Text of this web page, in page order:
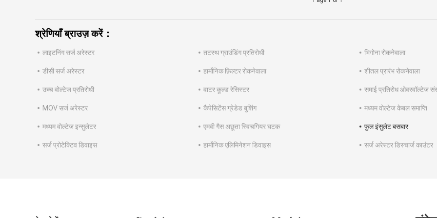
श्रेणियाँ ब्राउज़ करें：
लाइटनिंग सर्ज अरेस्टर तटस्थ ग्राउंडिंग प्रतिरोधी भिगोना रोकनेवाला
डीसी सर्ज अरेस्टर हार्मोनिक फ़िल्टर रोकनेवाला शीतल प्रारंभ रोकनेवाला
उच्च वोल्टेज प्रतिरोधी वाटर कूल्ड रेसिस्टर समाई प्रतिरोध ओवरवॉल्टेज
MOV सर्ज अरेस्टर कैपेसिटेंस ग्रेडेड बुशिंग मध्यम वोल्टेज केबल समाप्ति
मध्यम वोल्टेज इन्सुलेटर एमवी गैस अछूता स्विचगियर घटक फुल इंसुलेट बसबार
सर्ज प्रोटेक्टिव डिवाइस हार्मोनिक एलिमिनेशन डिवाइस सर्ज अरेस्टर डिस्चार्ज काउंटर